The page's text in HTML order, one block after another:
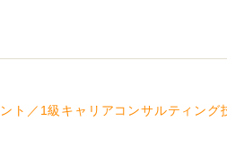
ト／1級キャリアコンサルティング